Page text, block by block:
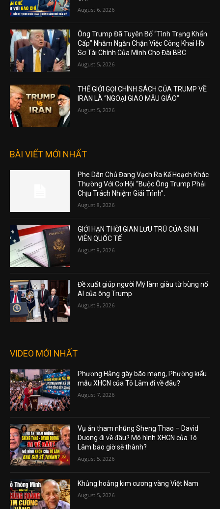
August 6, 2026
Ông Trump Đã Tuyên Bố “Tình Trạng Khẩn
Cấp” Nhằm Ngăn Chặn Việc Công Khai Hồ
Sơ Tài Chính Của Mình Cho Đài BBC
August 5, 2026
THẾ GIỚI GỌI CHÍNH SÁCH CỦA TRUMP VỀ
IRAN LÀ “NGOẠI GIAO MẪU GIÁO”
August 5, 2026
BÀI VIẾT MỚI NHẤT
Phe Dân Chủ Đang Vạch Ra Kế Hoạch Khác
Thường Với Cơ Hội “Buộc Ông Trump Phải
Chịu Trách Nhiệm Giải Trình”.
August 8, 2026
GIỚI HẠN THỜI GIAN LƯU TRÚ CỦA SINH
VIÊN QUỐC TẾ
August 8, 2026
Đề xuất giúp người Mỹ làm giàu từ bùng nổ
AI của ông Trump
August 8, 2026
VIDEO MỚI NHẤT
Phương Hằng gây bão mạng, Phường kiểu
mẫu XHCN của Tô Lâm đi về đâu?
August 7, 2026
Vụ án tham nhũng Sheng Thao – David
Duong đi về đâu? Mô hình XHCN của Tô
Lâm bao giờ sẽ thành?
August 5, 2026
Khủng hoảng kim cương vàng Việt Nam
August 5, 2026